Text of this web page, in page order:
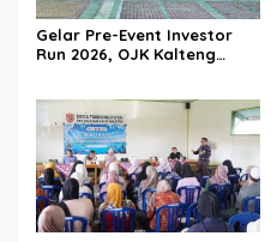
Gelar Pre-Event Investor
Run 2026, OJK Kalteng